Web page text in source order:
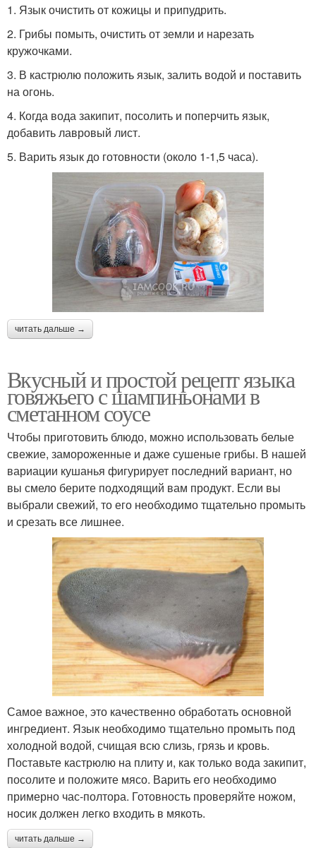
1. Язык очистить от кожицы и припудрить.
2. Грибы помыть, очистить от земли и нарезать
кружочками.
3. В кастрюлю положить язык, залить водой и поставить
на огонь.
4. Когда вода закипит, посолить и поперчить язык,
добавить лавровый лист.
5. Варить язык до готовности (около 1-1,5 часа).
читать дальше →
Вкусный и простой рецепт языка
говяжьего с шампиньонами в
сметанном соусе
Чтобы приготовить блюдо, можно использовать белые
свежие, замороженные и даже сушеные грибы. В нашей
вариации кушанья фигурирует последний вариант, но
вы смело берите подходящий вам продукт. Если вы
выбрали свежий, то его необходимо тщательно промыть
и срезать все лишнее.
Самое важное, это качественно обработать основной
ингредиент. Язык необходимо тщательно промыть под
холодной водой, счищая всю слизь, грязь и кровь.
Поставьте кастрюлю на плиту и, как только вода закипит,
посолите и положите мясо. Варить его необходимо
примерно час-полтора. Готовность проверяйте ножом,
носик должен легко входить в мякоть.
читать дальше →